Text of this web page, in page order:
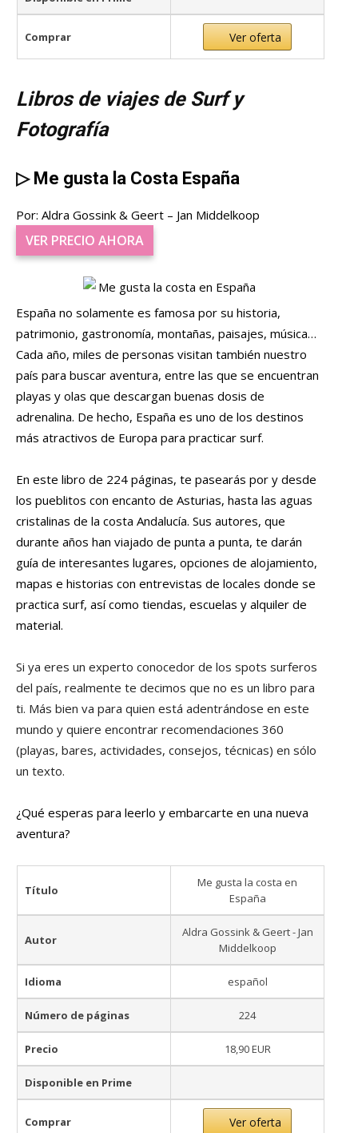
Comprar Ver oferta
Libros de viajes de Surf y
Fotografía
▷ Me gusta la Costa España
Por: Aldra Gossink & Geert – Jan Middelkoop
VER PRECIO AHORA
España no solamente es famosa por su historia,
patrimonio, gastronomía, montañas, paisajes, música…
Cada año, miles de personas visitan también nuestro
país para buscar aventura, entre las que se encuentran
playas y olas que descargan buenas dosis de
adrenalina. De hecho, España es uno de los destinos
más atractivos de Europa para practicar surf.
En este libro de 224 páginas, te pasearás por y desde
los pueblitos con encanto de Asturias, hasta las aguas
cristalinas de la costa Andalucía. Sus autores, que
durante años han viajado de punta a punta, te darán
guía de interesantes lugares, opciones de alojamiento,
mapas e historias con entrevistas de locales donde se
practica surf, así como tiendas, escuelas y alquiler de
material.
Si ya eres un experto conocedor de los spots surferos
del país, realmente te decimos que no es un libro para
ti. Más bien va para quien está adentrándose en este
mundo y quiere encontrar recomendaciones 360
(playas, bares, actividades, consejos, técnicas) en sólo
un texto.
¿Qué esperas para leerlo y embarcarte en una nueva
aventura?
Título
Me gusta la costa en
España
Autor
Aldra Gossink & Geert - Jan
Middelkoop
Idioma español
Número de páginas 224
Precio 18,90 EUR
Disponible en Prime
Comprar Ver oferta